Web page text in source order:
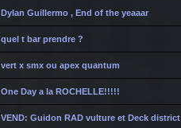
Dylan Guillermo , End of the yeaaar
quel t bar prendre ?
vert x smx ou apex quantum
One Day a la ROCHELLE!!!!!
VEND: Guidon RAD vulture et Deck district